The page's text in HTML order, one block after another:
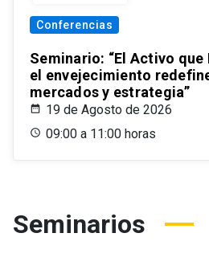
Conferencias
Seminario: “El Activo
el envejecimiento
mercados y estrategia”
19 de Agosto de 2026
09:00 a 11:00 horas
Seminarios